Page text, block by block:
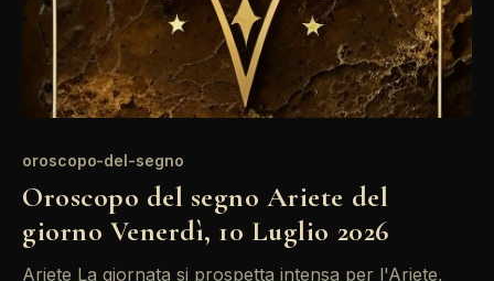
oroscopo-del-segno
Oroscopo del segno Ariete del
giorno Venerdì, 10 Luglio 2026
Ariete La giornata si prospetta intensa per l'Ariete,